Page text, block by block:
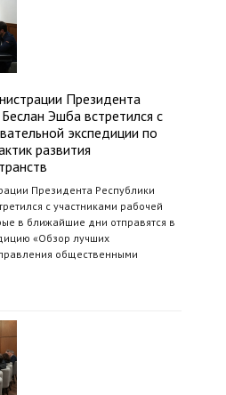
Президента
Эшба встретился с
экспедиции по
развития
Президента Республики
с участниками рабочей
в ближайшие дни отправятся в
«Обзор лучших
общественными